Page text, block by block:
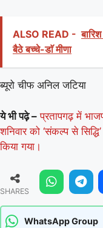
ALSO READ -
बैठे बच्चे-डाॅ मीणा
ब्यूरो चीफ अनिल जटिया
ये भी पढ़े – प्रतापगढ़ में
शनिवार को ‘संकल्प से
किया गया।
SHARES
WhatsApp Group